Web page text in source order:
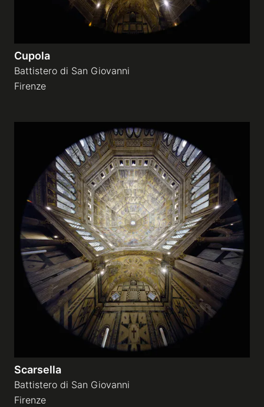
Cupola
Battistero di San Giovanni
Firenze
Scarsella
Battistero di San Giovanni
Firenze